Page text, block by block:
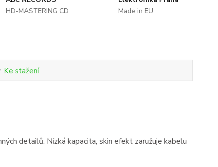
HD-MASTERING CD
Made in EU
Ke stažení
detailů. Nízká kapacita, skin efekt zaružuje kabelu